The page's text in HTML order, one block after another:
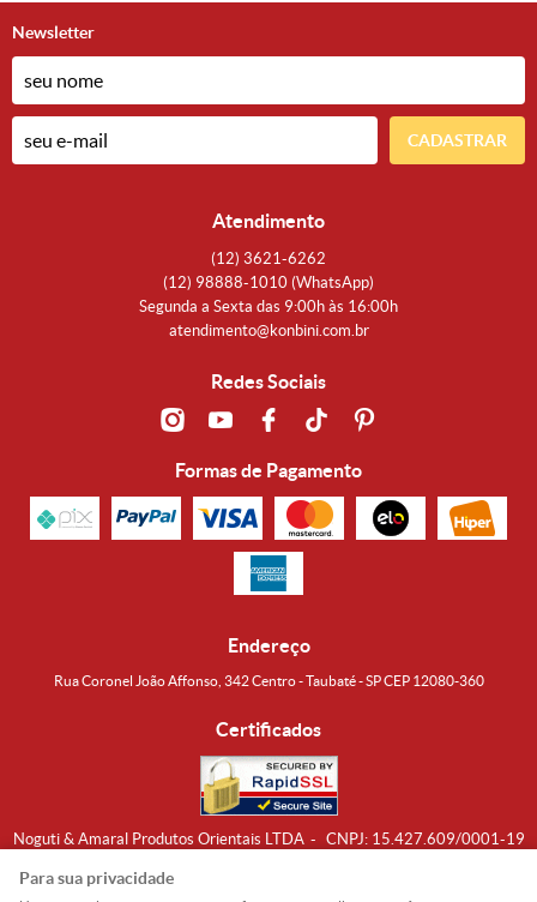
Newsletter
CADASTRAR
Atendimento
(12) 3621-6262
(12) 98888-1010 (WhatsApp)
Segunda a Sexta das 9:00h às 16:00h
atendimento@konbini.com.br
Redes Sociais
Formas de Pagamento
Endereço
Rua Coronel João Affonso, 342 Centro - Taubaté - SP CEP 12080-360
Certificados
Noguti & Amaral Produtos Orientais LTDA CNPJ: 15.427.609/0001-19
Para sua privacidade